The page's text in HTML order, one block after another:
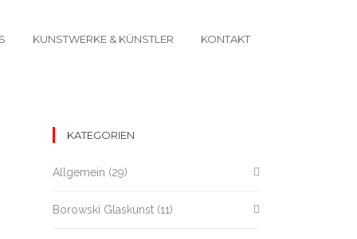
KUNSTWERKE & KÜNSTLER KONTAKT
KATEGORIEN
Allgemein (29)
Borowski Glaskunst (11)